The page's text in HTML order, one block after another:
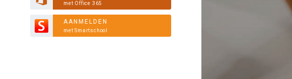
met Office 365
AANMELDEN
met Smartschool